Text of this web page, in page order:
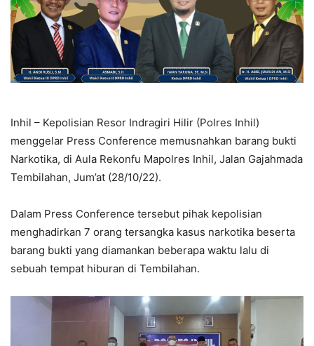
Inhil – Kepolisian Resor Indragiri Hilir (Polres Inhil)
menggelar Press Conference memusnahkan barang bukti
Narkotika, di Aula Rekonfu Mapolres Inhil, Jalan Gajahmada
Tembilahan, Jum’at (28/10/22).
Dalam Press Conference tersebut pihak kepolisian
menghadirkan 7 orang tersangka kasus narkotika beserta
barang bukti yang diamankan beberapa waktu lalu di
sebuah tempat hiburan di Tembilahan.